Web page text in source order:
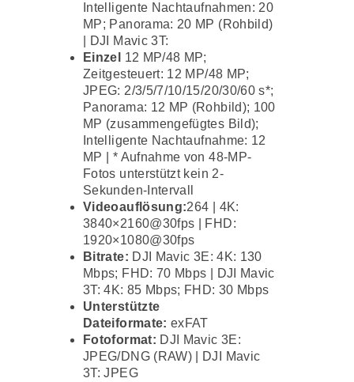
Intelligente Nachtaufnahmen: 20
MP; Panorama: 20 MP (Rohbild)
| DJI Mavic 3T:
Einzel
12 MP/48 MP;
Zeitgesteuert: 12 MP/48 MP;
JPEG: 2/3/5/7/10/15/20/30/60 s*;
Panorama: 12 MP (Rohbild); 100
MP (zusammengefügtes Bild);
Intelligente Nachtaufnahme: 12
MP | * Aufnahme von 48-MP-
Fotos unterstützt kein 2-
Sekunden-Intervall
Videoauflösung:264 | 4K:
3840×2160@30fps | FHD:
1920×1080@30fps
Bitrate: DJI Mavic 3E: 4K: 130
Mbps; FHD: 70 Mbps | DJI Mavic
3T: 4K: 85 Mbps; FHD: 30 Mbps
Unterstützte
Dateiformate: exFAT
Fotoformat: DJI Mavic 3E:
JPEG/DNG (RAW) | DJI Mavic
3T: JPEG